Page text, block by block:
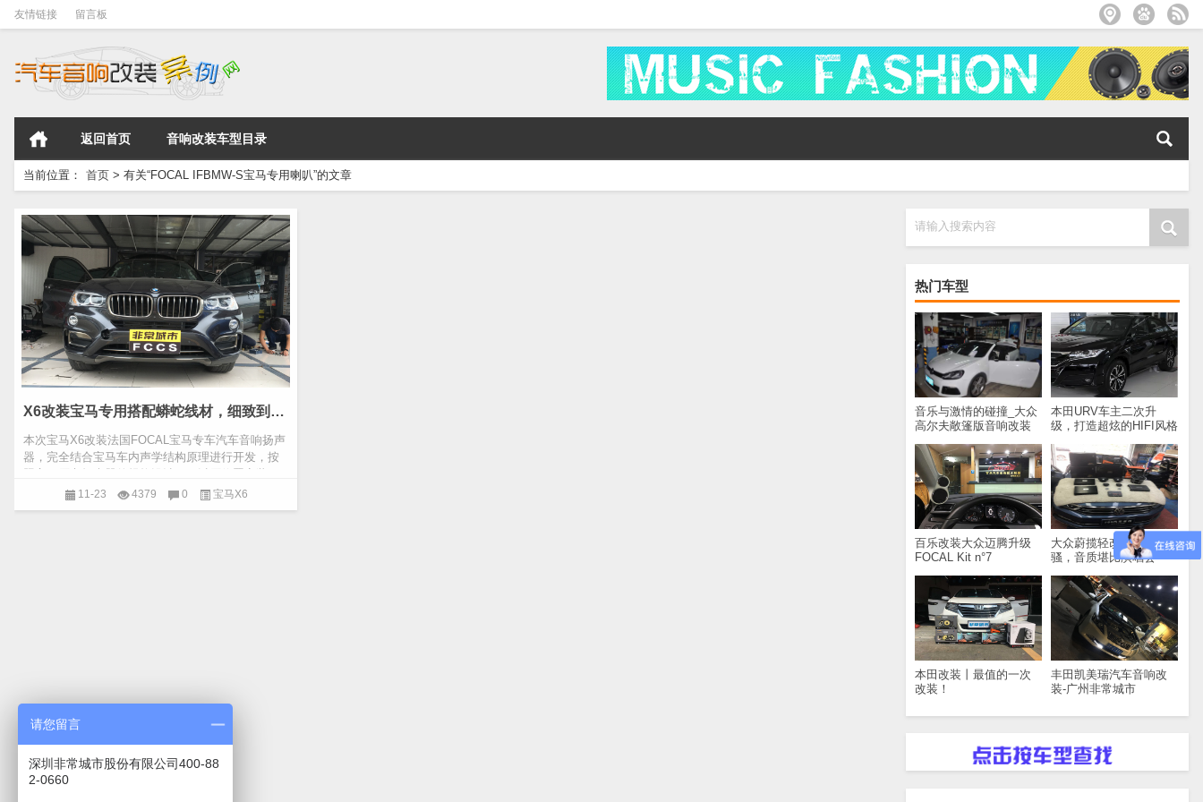
友情链接 留言板
返回首页 音响改装车型目录
当前位置： 首页 > 有关“FOCAL IFBMW-S宝马专用喇叭”的文章
请输入搜索内容
热门车型
音乐与激情的碰撞_大众
高尔夫敞篷版音响改装
本田URV车主二次升
级，打造超炫的HIFI风格
百乐改装大众迈腾升级
FOCAL Kit n°7
大众蔚揽轻改后独领风
骚，音质堪比演唱会
本田改装丨最值的一次
改装！
丰田凯美瑞汽车音响改
装-广州非常城市
X6改装宝马专用搭配蟒蛇线材，细致到音质的方方面面
本次宝马X6改装法国FOCAL宝马专车汽车音响扬声
器，完全结合宝马车内声学结构原理进行开发，按
大大提高了改装安...
11-23 4379 0 宝马X6
请您留言
深圳非常城市股份有限公司400-88
2-0660